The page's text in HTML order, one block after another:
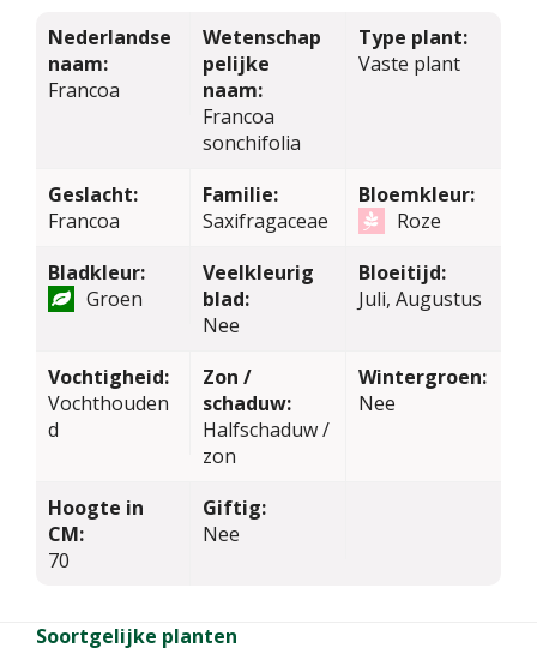
Nederlandse
naam:
Francoa
Wetenschap
pelijke
naam:
Francoa
sonchifolia
Type plant:
Vaste plant
Geslacht:
Francoa
Familie:
Saxifragaceae
Bloemkleur:
Roze
Bladkleur:
Groen
Veelkleurig
blad:
Nee
Bloeitijd:
Juli, Augustus
Vochtigheid:
Vochthouden
d
Zon /
schaduw:
Halfschaduw /
zon
Wintergroen:
Nee
Hoogte in
CM:
70
Giftig:
Nee
Soortgelijke planten